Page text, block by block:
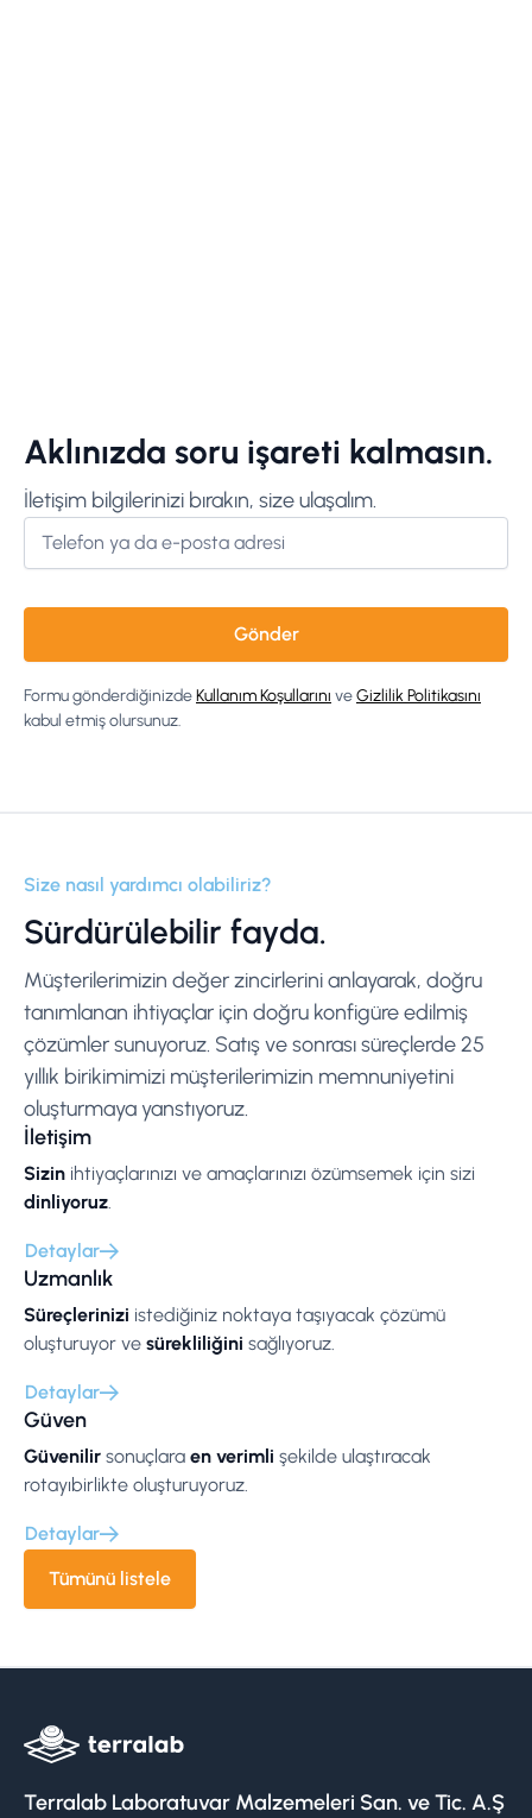
Aklınızda soru işareti kalmasın.
İletişim bilgilerinizi bırakın, size ulaşalım.
Formu gönderdiğinizdeKullanım Koşullarını veGizlilik Politikasını
kabul etmiş olursunuz.
Size nasıl yardımcı olabiliriz?
Sürdürülebilir fayda.
Müşterilerimizin değer zincirlerini anlayarak, doğru
tanımlanan ihtiyaçlar için doğru konfigüre edilmiş
çözümler sunuyoruz. Satış ve sonrası süreçlerde 25
yıllık birikimimizi müşterilerimizin memnuniyetini
oluşturmaya yanstıyoruz.
İletişim
Sizin ihtiyaçlarınızı ve amaçlarınızı özümsemek için sizi
dinliyoruz.
Detaylar
Uzmanlık
Süreçlerinizi istediğiniz noktaya taşıyacak çözümü
oluşturuyor ve sürekliliğini sağlıyoruz.
Detaylar
Güven
Güvenilir sonuçlara en verimli şekilde ulaştıracak
rotayıbirlikte oluşturuyoruz.
Detaylar
Tümünü listele
Terralab Laboratuvar Malzemeleri San. ve Tic. A.Ş